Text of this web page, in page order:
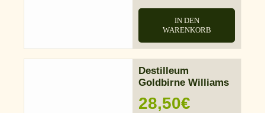
IN DEN
WARENKORB
Destilleum
Goldbirne Williams
28,50€